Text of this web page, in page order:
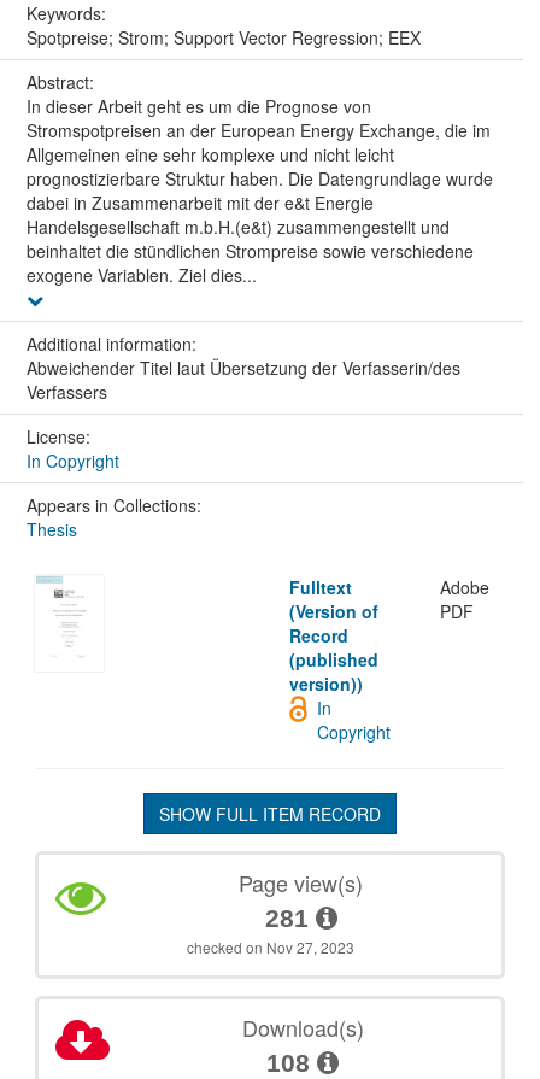
Keywords:
Spotpreise; Strom; Support Vector Regression; EEX
Abstract:
In dieser Arbeit geht es um die Prognose von
Stromspotpreisen an der European Energy Exchange, die im
Allgemeinen eine sehr komplexe und nicht leicht
prognostizierbare Struktur haben. Die Datengrundlage wurde
dabei in Zusammenarbeit mit der e&t Energie
Handelsgesellschaft m.b.H.(e&t) zusammengestellt und
beinhaltet die stündlichen Strompreise sowie verschiedene
exogene Variablen. Ziel dies...
Additional information:
Abweichender Titel laut Übersetzung der Verfasserin/des
Verfassers
License:
In Copyright
Appears in Collections:
Thesis
Fulltext
(Version of
Record
(published
version))
Adobe
PDF
In
Copyright
SHOW FULL ITEM RECORD
Page view(s)
281
checked on Nov 27, 2023
Download(s)
108